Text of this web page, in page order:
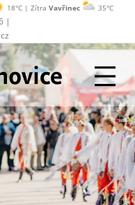
|
18°C | Zítra Vavřinec 35°C